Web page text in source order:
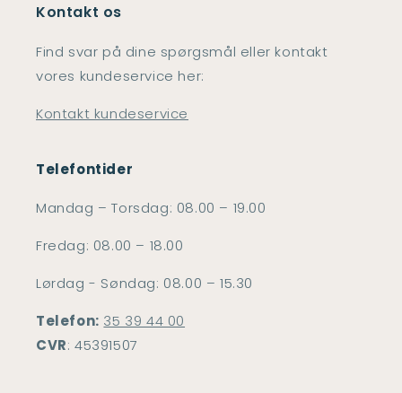
Kontakt os
Find svar på dine spørgsmål eller kontakt
vores kundeservice her:
Kontakt kundeservice
Telefontider
Mandag – Torsdag: 08.00 – 19.00
Fredag: 08.00 – 18.00
Lørdag - Søndag: 08.00 – 15.30
Telefon: 35 39 44 00
CVR: 45391507